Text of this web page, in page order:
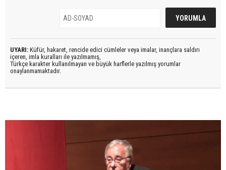
UYARI: Küfür, hakaret, rencide edici cümleler veya imalar, inançlara saldırı
içeren, imla kuralları ile yazılmamış,
Türkçe karakter kullanılmayan ve büyük harflerle yazılmış yorumlar
onaylanmamaktadır.